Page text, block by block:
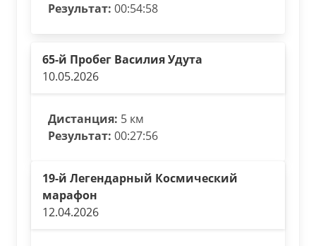
Результат: 00:54:58
65-й Пробег Василия Удута
10.05.2026
Дистанция: 5 км
Результат: 00:27:56
19-й Легендарный Космический
марафон
12.04.2026